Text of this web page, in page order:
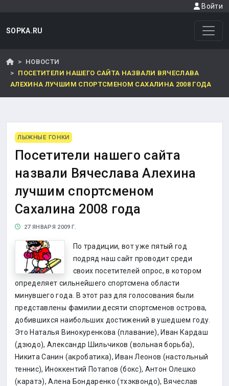
Войти
SOPKA.RU
НОВОСТИ
ПОСЕТИТЕЛИ НАШЕГО САЙТА НАЗВАЛИ ВЯЧЕСЛАВА
АЛЕХИНА ЛУЧШИМ СПОРТСМЕНОМ САХАЛИНА 2008 ГОДА
ЛЫЖНЫЕ ГОНКИ
Посетители нашего сайта
назвали Вячеслава Алехина
лучшим спортсменом
Сахалина 2008 года
27 ЯНВАРЯ 2009 Г.
По традиции, вот уже пятый год
подряд наш сайт проводит среди
своих посетителей опрос, в котором
определяет сильнейшего спортсмена области
минувшего года. В этот раз для голосования были
представлены фамилии десяти спортсменов острова,
добившихся наибольших достижений в ушедшем году.
Это Наталья Винокуренкова (плавание), Иван Кардаш
(дзюдо), Александр Шильчиков (вольная борьба),
Никита Санин (акробатика), Иван Леонов (настольный
теннис), Иноккентий Потапов (бокс), Антон Олешко
(каратэ), Алена Бондаренко (тхэквондо), Вячеслав